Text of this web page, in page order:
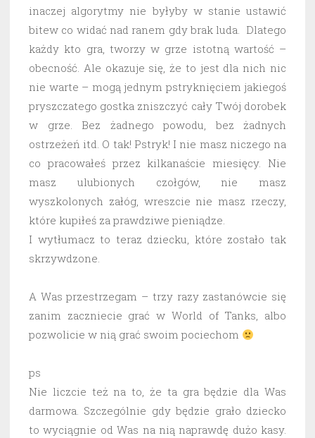
inaczej algorytmy nie byłyby w stanie ustawić
bitew co widać nad ranem gdy brak luda. Dlatego
każdy kto gra, tworzy w grze istotną wartość –
obecność. Ale okazuje się, że to jest dla nich nic
nie warte – mogą jednym pstryknięciem jakiegoś
pryszczatego gostka zniszczyć cały Twój dorobek
w grze. Bez żadnego powodu, bez żadnych
ostrzeżeń itd. O tak! Pstryk! I nie masz niczego na
co pracowałeś przez kilkanaście miesięcy. Nie
masz ulubionych czołgów, nie masz
wyszkolonych załóg, wreszcie nie masz rzeczy,
które kupiłeś za prawdziwe pieniądze.
I wytłumacz to teraz dziecku, które zostało tak
skrzywdzone.
A Was przestrzegam – trzy razy zastanówcie się
zanim zaczniecie grać w World of Tanks, albo
pozwolicie w nią grać swoim pociechom
ps
Nie liczcie też na to, że ta gra będzie dla Was
darmowa. Szczególnie gdy będzie grało dziecko
to wyciągnie od Was na nią naprawdę dużo kasy.